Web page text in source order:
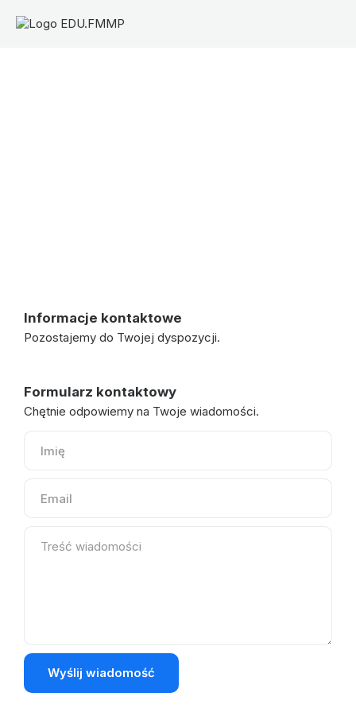
Informacje kontaktowe
Pozostajemy do Twojej dyspozycji.
Formularz kontaktowy
Chętnie odpowiemy na Twoje wiadomości.
Wyślij wiadomość